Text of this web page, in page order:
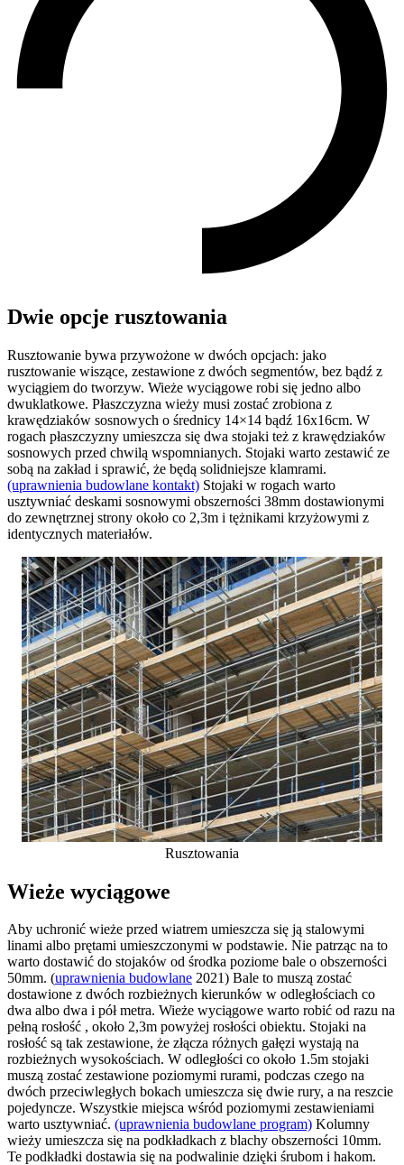
Dwie opcje rusztowania
Rusztowanie bywa przywożone w dwóch opcjach: jako
rusztowanie wiszące, zestawione z dwóch segmentów, bez bądź z
wyciągiem do tworzyw. Wieże wyciągowe robi się jedno albo
dwuklatkowe. Płaszczyzna wieży musi zostać zrobiona z
krawędziaków sosnowych o średnicy 14×14 bądź 16x16cm. W
rogach płaszczyzny umieszcza się dwa stojaki też z krawędziaków
sosnowych przed chwilą wspomnianych. Stojaki warto zestawić ze
sobą na zakład i sprawić, że będą solidniejsze klamrami.
(uprawnienia budowlane kontakt) Stojaki w rogach warto
usztywniać deskami sosnowymi obszerności 38mm dostawionymi
do zewnętrznej strony około co 2,3m i tężnikami krzyżowymi z
identycznych materiałów.
Rusztowania
Wieże wyciągowe
Aby uchronić wieże przed wiatrem umieszcza się ją stalowymi
linami albo prętami umieszczonymi w podstawie. Nie patrząc na to
warto dostawić do stojaków od środka poziome bale o obszerności
50mm. (uprawnienia budowlane 2021) Bale to muszą zostać
dostawione z dwóch rozbieżnych kierunków w odległościach co
dwa albo dwa i pół metra. Wieże wyciągowe warto robić od razu na
pełną rosłość , około 2,3m powyżej rosłości obiektu. Stojaki na
rosłość są tak zestawione, że złącza różnych gałęzi wystają na
rozbieżnych wysokościach. W odległości co około 1.5m stojaki
muszą zostać zestawione poziomymi rurami, podczas czego na
dwóch przeciwległych bokach umieszcza się dwie rury, a na reszcie
pojedyncze. Wszystkie miejsca wśród poziomymi zestawieniami
warto usztywniać. (uprawnienia budowlane program) Kolumny
wieży umieszcza się na podkładkach z blachy obszerności 10mm.
Te podkładki dostawia się na podwalinie dzięki śrubom i hakom.